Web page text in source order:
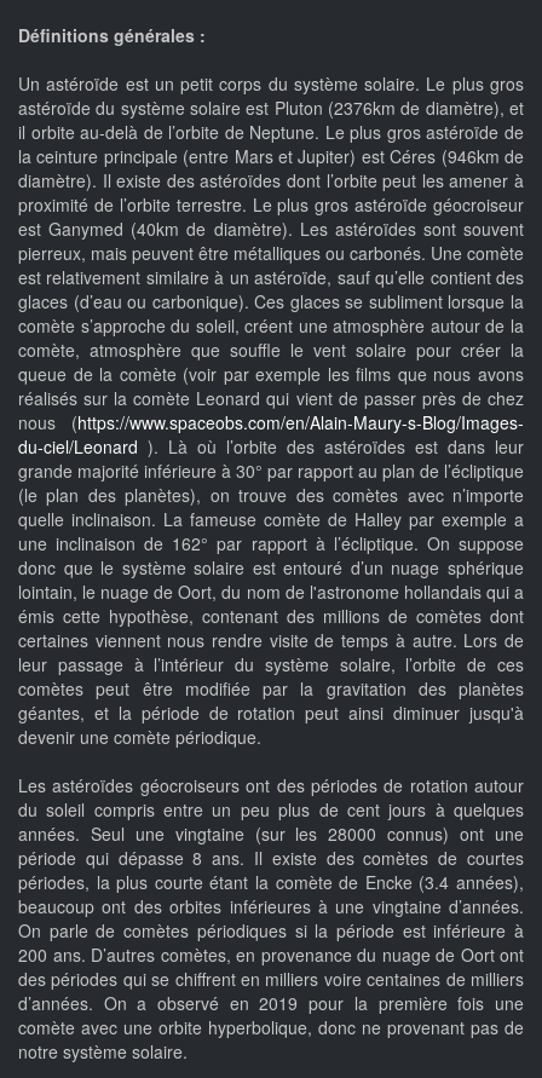
Définitions générales :
Un astéroïde est un petit corps du système solaire. Le plus gros
astéroïde du système solaire est Pluton (2376km de diamètre), et
il orbite au-delà de l’orbite de Neptune. Le plus gros astéroïde de
la ceinture principale (entre Mars et Jupiter) est Céres (946km de
diamètre). Il existe des astéroïdes dont l’orbite peut les amener à
proximité de l’orbite terrestre. Le plus gros astéroïde géocroiseur
est Ganymed (40km de diamètre). Les astéroïdes sont souvent
pierreux, mais peuvent être métalliques ou carbonés. Une comète
est relativement similaire à un astéroïde, sauf qu’elle contient des
glaces (d’eau ou carbonique). Ces glaces se subliment lorsque la
comète s’approche du soleil, créent une atmosphère autour de la
comète, atmosphère que souffle le vent solaire pour créer la
queue de la comète (voir par exemple les films que nous avons
réalisés sur la comète Leonard qui vient de passer près de chez
nous (https://www.spaceobs.com/en/Alain-Maury-s-Blog/Images-
du-ciel/Leonard ). Là où l’orbite des astéroïdes est dans leur
grande majorité inférieure à 30° par rapport au plan de l’écliptique
(le plan des planètes), on trouve des comètes avec n’importe
quelle inclinaison. La fameuse comète de Halley par exemple a
une inclinaison de 162° par rapport à l’écliptique. On suppose
donc que le système solaire est entouré d’un nuage sphérique
lointain, le nuage de Oort, du nom de l'astronome hollandais qui a
émis cette hypothèse, contenant des millions de comètes dont
certaines viennent nous rendre visite de temps à autre. Lors de
leur passage à l’intérieur du système solaire, l’orbite de ces
comètes peut être modifiée par la gravitation des planètes
géantes, et la période de rotation peut ainsi diminuer jusqu'à
devenir une comète périodique.
Les astéroïdes géocroiseurs ont des périodes de rotation autour
du soleil compris entre un peu plus de cent jours à quelques
années. Seul une vingtaine (sur les 28000 connus) ont une
période qui dépasse 8 ans. Il existe des comètes de courtes
périodes, la plus courte étant la comète de Encke (3.4 années),
beaucoup ont des orbites inférieures à une vingtaine d’années.
On parle de comètes périodiques si la période est inférieure à
200 ans. D’autres comètes, en provenance du nuage de Oort ont
des périodes qui se chiffrent en milliers voire centaines de milliers
d’années. On a observé en 2019 pour la première fois une
comète avec une orbite hyperbolique, donc ne provenant pas de
notre système solaire.